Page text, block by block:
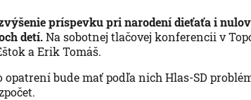
príspevku pri narodení dieťaťa i
detí.Na sobotnej tlačovej konferencii v
a Erik Tomáš.
opatrení bude mať podľa nich Hlas-SD